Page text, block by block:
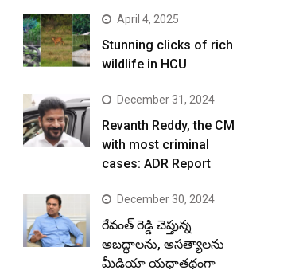
April 4, 2025
Stunning clicks of rich
wildlife in HCU
December 31, 2024
Revanth Reddy, the CM
with most criminal
cases: ADR Report
December 30, 2024
రేవంత్ రెడ్డి చెప్తున్న
అబద్ధాలను, అసత్యాలను
మీడియా యథాతథంగా